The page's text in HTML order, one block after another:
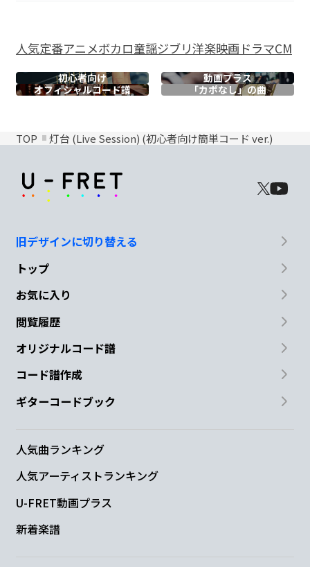
人気定番アニメボカロ童謡ジブリ洋楽映画ドラマCM
初心者向け
動画プラス
オフィシャルコード譜 「カポなし」の曲
TOP 灯台 (Live Session) (初心者向け簡単コード ver.)
旧デザインに切り替える
トップ
お気に入り
閲覧履歴
オリジナルコード譜
コード譜作成
ギターコードブック
人気曲ランキング
人気アーティストランキング
U-FRET動画プラス
新着楽譜